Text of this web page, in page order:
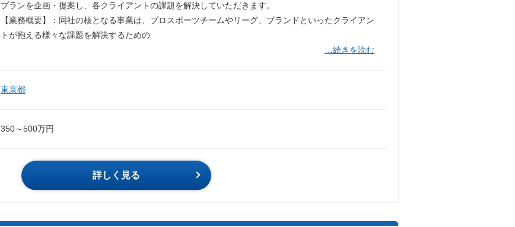
プランを企画・提案し、各クライアントの課題を解決していただきます。
【業務概要】：同社の核となる事業は、プロスポーツチームやリーグ、ブランドといったクライアン
トが抱える様々な課題を解決するための
…続きを読む
東京都
350～500万円
詳しく見る